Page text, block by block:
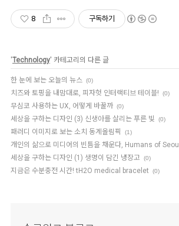
8 구독하기
'Technology' 카테고리의 다른 글
한 눈에 보는 오늘의 뉴스 (0)
치즈와 토핑을 내맘대로, 피자헛 인터랙티브 테이블! (0)
무심코 사용하는 UX, 어떻게 바꿀까 (0)
세상을 구하는 디자인 (3) 신생아를 살리는 푸른 빛 (0)
패러디 이미지로 보는 소치 동계올림픽 (1)
개인의 삶으로 미디어의 빈틈을 채운다, Humans of Seoul
세상을 구하는 디자인 (1) 생명이 담긴 냉장고 (0)
지금은 수분충전 시간! tH2O medical bracelet (0)